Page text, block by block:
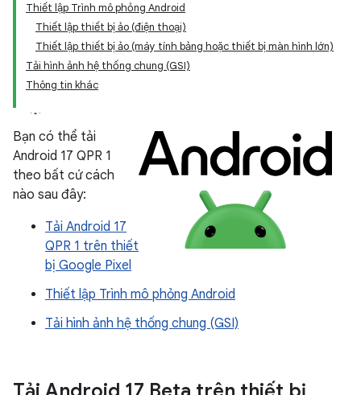
Thiết lập Trình mô phỏng Android
Thiết lập thiết bị ảo (điện thoại)
Thiết lập thiết bị ảo (máy tính bảng hoặc thiết bị màn hình lớn)
Tải hình ảnh hệ thống chung (GSI)
Thông tin khác
Bạn có thể tải
Android 17 QPR 1
theo bất cứ cách
nào sau đây:
Tải Android 17
QPR 1 trên thiết
bị Google Pixel
Thiết lập Trình mô phỏng Android
Tải hình ảnh hệ thống chung (GSI)